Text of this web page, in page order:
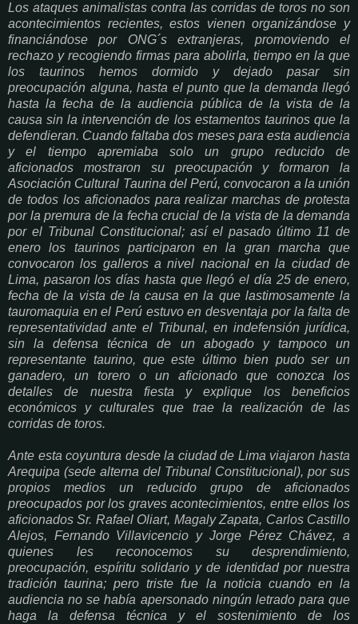
Los ataques animalistas contra las corridas de toros no son
acontecimientos recientes, estos vienen organizándose y
financiándose por ONG´s extranjeras, promoviendo el
rechazo y recogiendo firmas para abolirla, tiempo en la que
los taurinos hemos dormido y dejado pasar sin
preocupación alguna, hasta el punto que la demanda llegó
hasta la fecha de la audiencia pública de la vista de la
causa sin la intervención de los estamentos taurinos que la
defendieran. Cuando faltaba dos meses para esta audiencia
y el tiempo apremiaba solo un grupo reducido de
aficionados mostraron su preocupación y formaron la
Asociación Cultural Taurina del Perú, convocaron a la unión
de todos los aficionados para realizar marchas de protesta
por la premura de la fecha crucial de la vista de la demanda
por el Tribunal Constitucional; así el pasado último 11 de
enero los taurinos participaron en la gran marcha que
convocaron los galleros a nivel nacional en la ciudad de
Lima, pasaron los días hasta que llegó el día 25 de enero,
fecha de la vista de la causa en la que lastimosamente la
tauromaquia en el Perú estuvo en desventaja por la falta de
representatividad ante el Tribunal, en indefensión jurídica,
sin la defensa técnica de un abogado y tampoco un
representante taurino, que este último bien pudo ser un
ganadero, un torero o un aficionado que conozca los
detalles de nuestra fiesta y explique los beneficios
económicos y culturales que trae la realización de las
corridas de toros.
Ante esta coyuntura desde la ciudad de Lima viajaron hasta
Arequipa (sede alterna del Tribunal Constitucional), por sus
propios medios un reducido grupo de aficionados
preocupados por los graves acontecimientos, entre ellos los
aficionados Sr. Rafael Oliart, Magaly Zapata, Carlos Castillo
Alejos, Fernando Villavicencio y Jorge Pérez Chávez, a
quienes les reconocemos su desprendimiento,
preocupación, espíritu solidario y de identidad por nuestra
tradición taurina; pero triste fue la noticia cuando en la
audiencia no se había apersonado ningún letrado para que
haga la defensa técnica y el sostenimiento de los